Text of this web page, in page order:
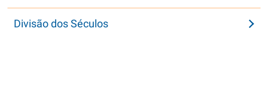
Divisão dos Séculos